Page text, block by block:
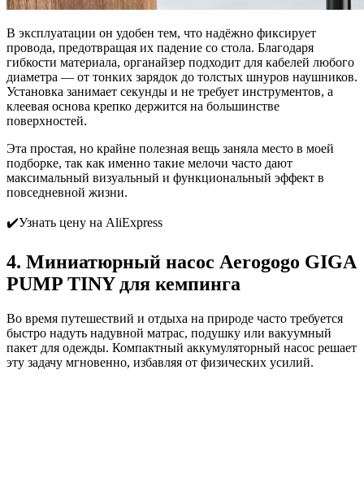
В эксплуатации он удобен тем, что надёжно фиксирует
провода, предотвращая их падение со стола. Благодаря
гибкости материала, органайзер подходит для кабелей любого
диаметра — от тонких зарядок до толстых шнуров наушников.
Установка занимает секунды и не требует инструментов, а
клеевая основа крепко держится на большинстве
поверхностей.
Эта простая, но крайне полезная вещь заняла место в моей
подборке, так как именно такие мелочи часто дают
максимальный визуальный и функциональный эффект в
повседневной жизни.
✔️Узнать цену на AliExpress
4. Миниатюрный насос Aerogogo GIGA
PUMP TINY для кемпинга
Во время путешествий и отдыха на природе часто требуется
быстро надуть надувной матрас, подушку или вакуумный
пакет для одежды. Компактный аккумуляторный насос решает
эту задачу мгновенно, избавляя от физических усилий.